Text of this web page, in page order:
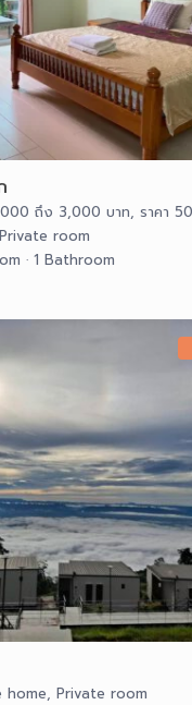
ถึง 3,000 บาท, ราคา
Private room
· 1 Bathroom
home, Private room